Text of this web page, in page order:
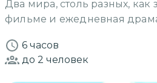
Два мира, столь разных,
фильме и ежедневная
6 часов
до 2 человек